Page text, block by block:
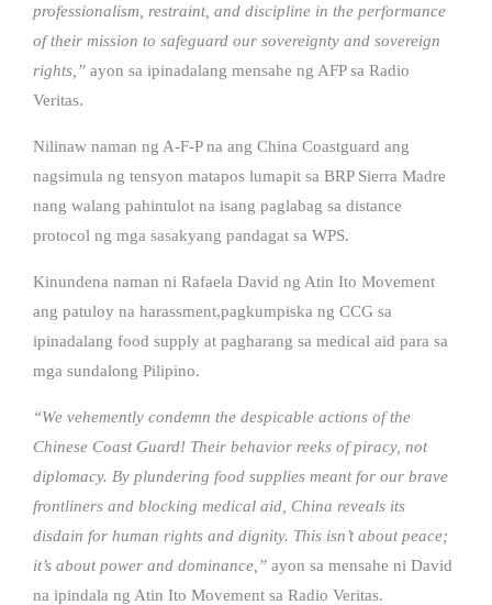
professionalism, restraint, and discipline in the performance
of their mission to safeguard our sovereignty and sovereign
rights,” ayon sa ipinadalang mensahe ng AFP sa Radio
Veritas.
Nilinaw naman ng A-F-P na ang China Coastguard ang
nagsimula ng tensyon matapos lumapit sa BRP Sierra Madre
nang walang pahintulot na isang paglabag sa distance
protocol ng mga sasakyang pandagat sa WPS.
Kinundena naman ni Rafaela David ng Atin Ito Movement
ang patuloy na harassment,pagkumpiska ng CCG sa
ipinadalang food supply at pagharang sa medical aid para sa
mga sundalong Pilipino.
“We vehemently condemn the despicable actions of the
Chinese Coast Guard! Their behavior reeks of piracy, not
diplomacy. By plundering food supplies meant for our brave
frontliners and blocking medical aid, China reveals its
disdain for human rights and dignity. This isn’t about peace;
it’s about power and dominance,” ayon sa mensahe ni David
na ipindala ng Atin Ito Movement sa Radio Veritas.